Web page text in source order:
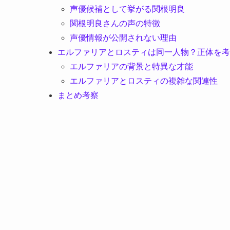
声優候補として挙がる関根明良
関根明良さんの声の特徴
声優情報が公開されない理由
エルファリアとロスティは同一人物？正体を
エルファリアの背景と特異な才能
エルファリアとロスティの複雑な関連性
まとめ考察